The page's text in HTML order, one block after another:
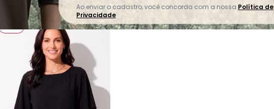
-50%
Ao enviar o cadastro, você concorda com a nossa Política de
Privacidade